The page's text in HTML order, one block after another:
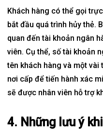
Khách hàng có thể gọi
bắt đầu quá trình hủythẻ.
quan đến tài khoản ngân
viên. Cụ thể, số tài khoản
tên khách hàng và một
nơi cấp để tiến hành xác
sẽ được nhân viên hỗ trợ
4. Những lưu ý